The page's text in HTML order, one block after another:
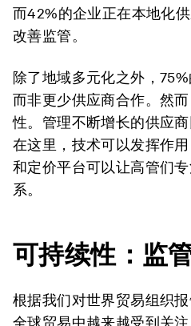
而42%的企业正在本地化
改善监管。
除了地域多元化之外，
而非更少供应商合作。然
性。管理不断增长的供应商
在这里，技术可以发挥作
和定价平台可以让高管们
系。
可持续性：监
根据我们对世界贸易组织
全球贸易中越来越受到关